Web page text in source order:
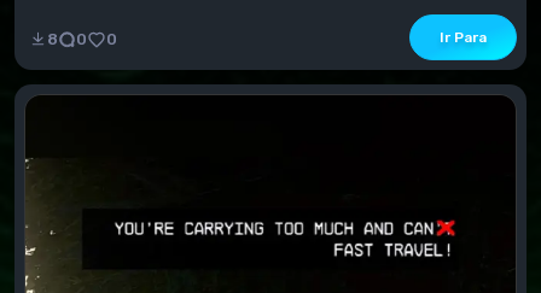
8 0 0 Ir Para